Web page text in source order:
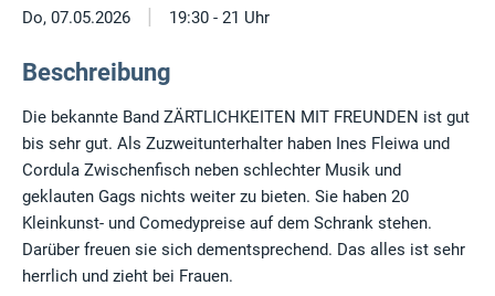
Do, 07.05.2026 | 19:30 - 21 Uhr
Beschreibung
Die bekannte Band ZÄRTLICHKEITEN MIT FREUNDEN ist gut
bis sehr gut. Als Zuzweitunterhalter haben Ines Fleiwa und
Cordula Zwischenfisch neben schlechter Musik und
geklauten Gags nichts weiter zu bieten. Sie haben 20
Kleinkunst- und Comedypreise auf dem Schrank stehen.
Darüber freuen sie sich dementsprechend. Das alles ist sehr
herrlich und zieht bei Frauen.